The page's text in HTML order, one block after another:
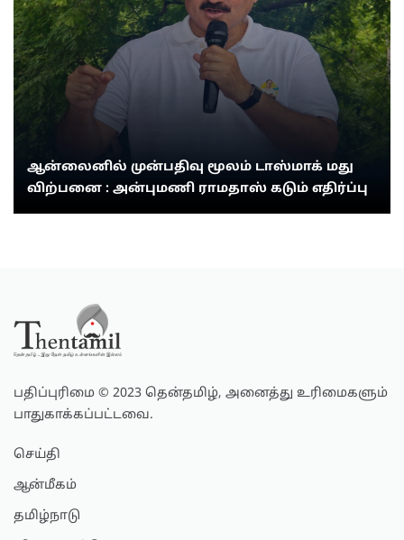
ஆன்லைனில் முன்பதிவு மூலம் டாஸ்மாக் மது
விற்பனை : அன்புமணி ராமதாஸ் கடும் எதிர்ப்பு
பதிப்புரிமை © 2023 தென்தமிழ், அனைத்து உரிமைகளும்
பாதுகாக்கப்பட்டவை.
செய்தி
ஆன்மீகம்
தமிழ்நாடு